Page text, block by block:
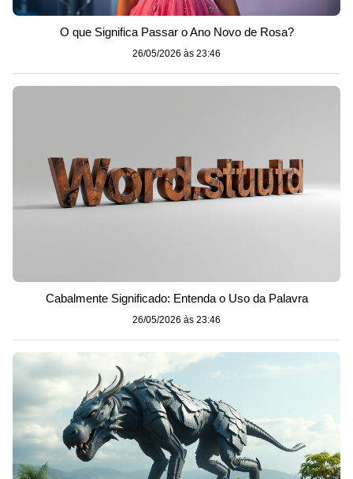
O que Significa Passar o Ano Novo de Rosa?
26/05/2026 às 23:46
Cabalmente Significado: Entenda o Uso da Palavra
26/05/2026 às 23:46